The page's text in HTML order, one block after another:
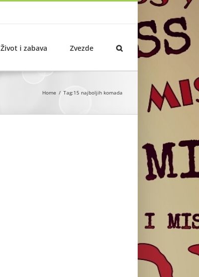
Život i zabava Zvezde
Home Tag:15 najboljih komada